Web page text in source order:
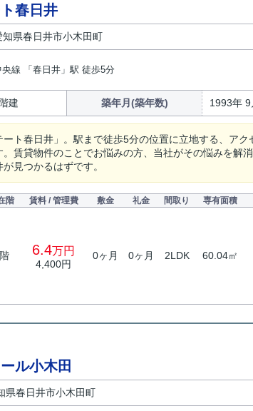
春日井
知県春日井市小木田町
央線 「春日井」駅 徒歩5分
建 築年月(築年数) 1993年
ト春日井」。駅まで徒歩5分の位置に立地する、ア
賃貸物件のことでお悩みの方、当社がその悩みを解
見つかるはずです。
階 賃料 / 管理費 敷金 礼金 間取り 専有面積
6.4万円
4,400円
0ヶ月 0ヶ月 2LDK 60.04㎡
ル小木田
県春日井市小木田町